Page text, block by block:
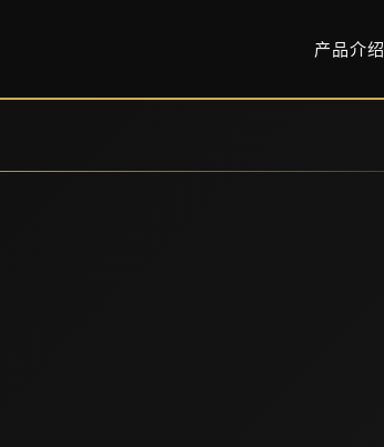
产品介绍